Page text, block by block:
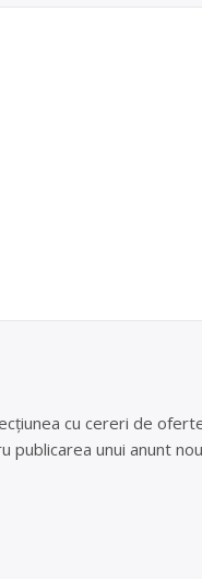
cu cereri de
publicarea unui anunt